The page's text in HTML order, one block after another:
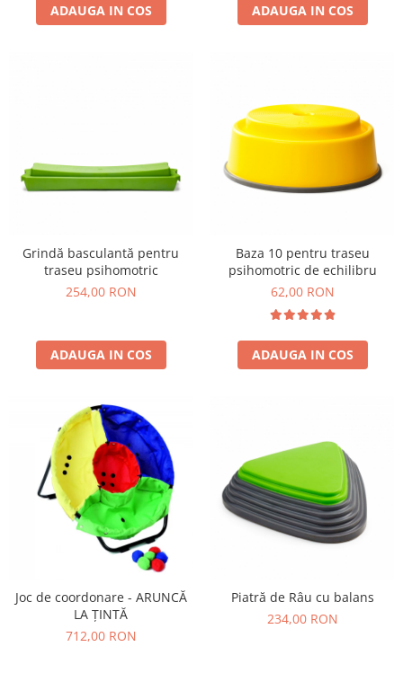
ADAUGA IN COS ADAUGA IN COS
Grindă basculantă pentru
traseu psihomotric
254,00 RON
ADAUGA IN COS
Baza 10 pentru traseu
psihomotric de echilibru
62,00 RON
ADAUGA IN COS
Joc de coordonare - ARUNCĂ
LA ȚINTĂ
712,00 RON
Piatră de Râu cu balans
234,00 RON